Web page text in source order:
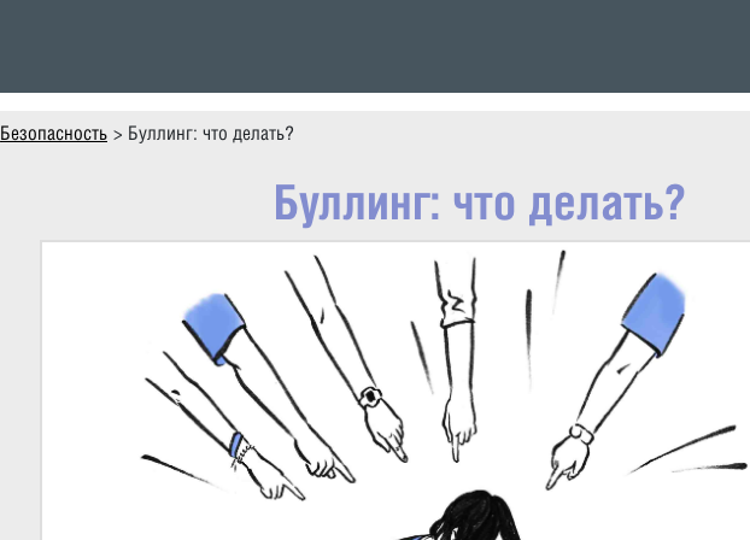
Безопасность Буллинг: что делать?
Буллинг: что делать?